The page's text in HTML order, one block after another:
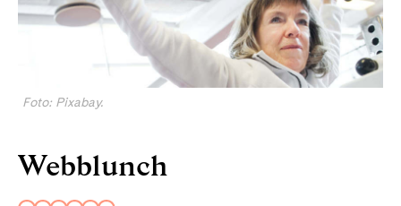
Foto: Pixabay.
Webblunch